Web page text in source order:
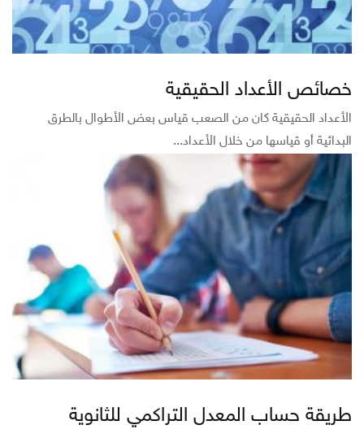
خصائص الأعداد الحقيقية
الأعداد الحقيقية كان من الصعب قياس بعض الأطوال بالطرق
البدائية أو قياسها من خلال الأعداد...
طريقة حساب المعدل التراكمي للثانوية